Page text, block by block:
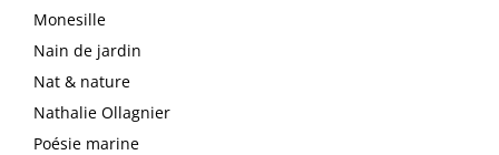
Monesille
Nain de jardin
Nat & nature
Nathalie Ollagnier
Poésie marine